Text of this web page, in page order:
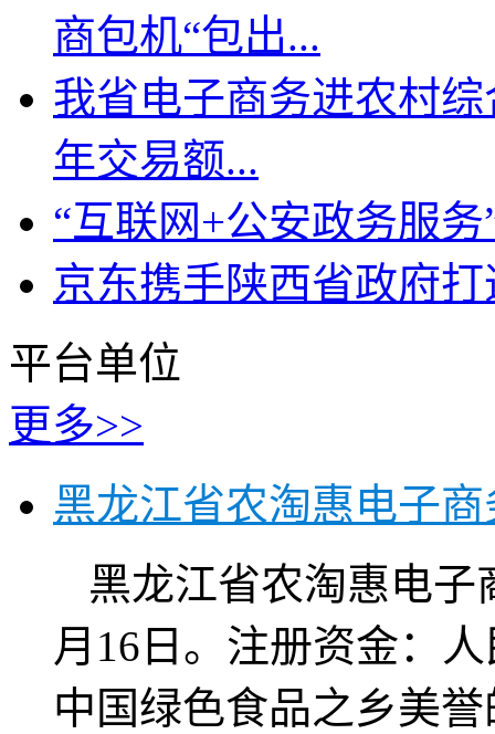
商包机“包出...
我省电子商务进农村
年交易额...
“互联网+公安政务服
京东携手陕西省政府
平台单位
更多>>
黑龙江省农淘惠电子
黑龙江省农淘惠电子
月16日。注册资金：
中国绿色食品之乡美